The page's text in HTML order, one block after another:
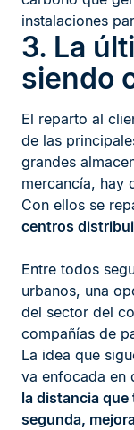
instalaciones
3. La
siendo
El reparto al
de las
grandes
mercancía, hay
Con ellos se
centros
Entre todos
urbanos, una
del sector del
compañías de
La idea que
va enfocada en
la distancia
segunda,